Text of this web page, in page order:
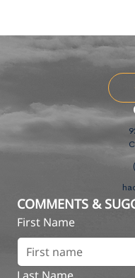
COMMENTS &
First Name